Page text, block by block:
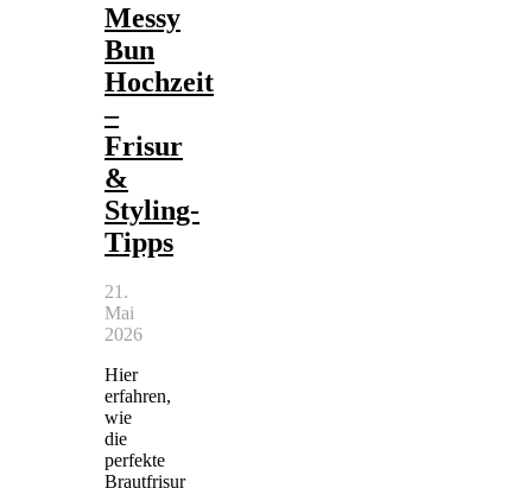
Messy
Bun
Hochzeit
–
Frisur
&
Styling-
Tipps
21.
Mai
2026
Hier
erfahren,
wie
die
perfekte
Brautfrisur